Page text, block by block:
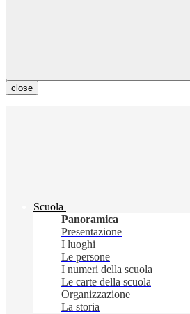
close
Scuola
Panoramica
Presentazione
I luoghi
Le persone
I numeri della scuola
Le carte della scuola
Organizzazione
La storia